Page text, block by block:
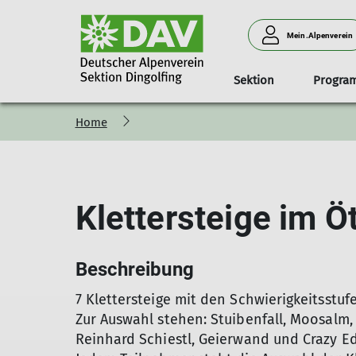
Mein.Alpenverein
Sektion
Vorstand Aktuelles
Sommertouren
Hochtouren
Klettern
Biken
Wintertouren
Skitouren
Skihochtouren
Routen Kletterkurse
Trainer
Jahresprogramm Klettergruppen
Gruppe Freitag
Gruppe Samstag
Jahresprogramm
Wandern Bergsteigen Hochtouren
Home
Klettersteige im
Beschreibung
7 Klettersteige mit den
Zur Auswahl stehen: Stuibenfall,
Reinhard Schiestl, Geierwand und Crazy